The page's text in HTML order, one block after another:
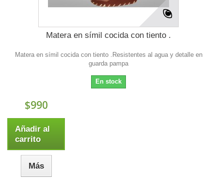
Matera en símil cocida con tiento .
Matera en símil cocida con tiento .Resistentes al agua y detalle en
guarda pampa
En stock
$990
Añadir al
carrito
Más